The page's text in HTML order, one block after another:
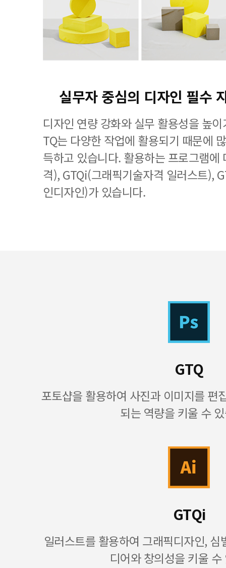
실무자 중심의 디자인 필수
디자인 연량 강화와 실무 활용성을 높
TQ는 다양한 작업에 활용되기 때문에
득하고 있습니다. 활용하는 프로그램에
격), GTQi(그래픽기술자격 일러스트),
인디자인)가 있습니다.
GTQ
포토샵을 활용하여 사진과 이미지를 편
되는 역량을 키울 수
GTQi
일러스트를 활용하여 그래픽디자인,
디어와 창의성을 키울 수